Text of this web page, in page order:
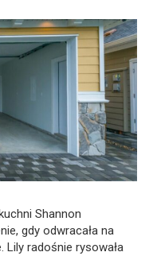
Shannon
gdy odwracała na
Lily radośnie rysowała